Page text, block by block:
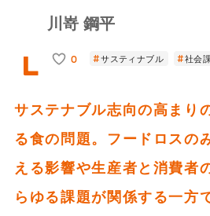
川嵜 鋼平
0 サスティナブル 社会
サステナブル志向の高まり
る食の問題。フードロスの
える影響や生産者と消費者
らゆる課題が関係する一方